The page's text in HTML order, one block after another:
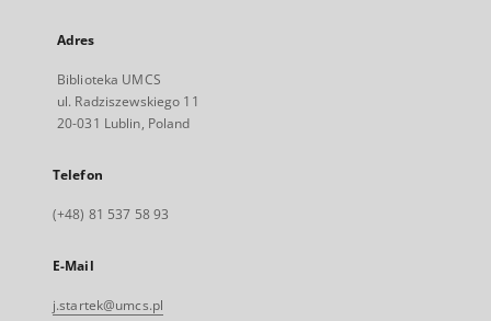
Adres
Biblioteka UMCS
ul. Radziszewskiego 11
20-031 Lublin, Poland
Telefon
(+48) 81 537 58 93
E-Mail
j.startek@umcs.pl